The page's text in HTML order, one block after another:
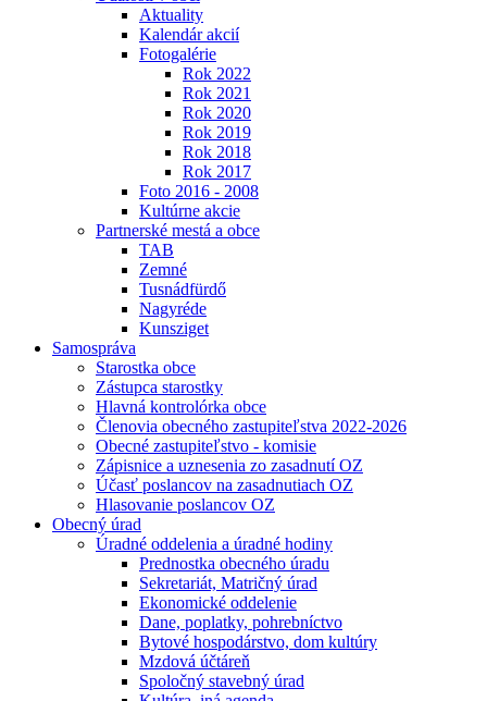
Aktuality
Kalendár akcií
Fotogalérie
Rok 2022
Rok 2021
Rok 2020
Rok 2019
Rok 2018
Rok 2017
Foto 2016 - 2008
Kultúrne akcie
Partnerské mestá a obce
TAB
Zemné
Tusnádfürdő
Nagyréde
Kunsziget
Samospráva
Starostka obce
Zástupca starostky
Hlavná kontrolórka obce
Členovia obecného zastupiteľstva 2022-2026
Obecné zastupiteľstvo - komisie
Zápisnice a uznesenia zo zasadnutí OZ
Účasť poslancov na zasadnutiach OZ
Hlasovanie poslancov OZ
Obecný úrad
Úradné oddelenia a úradné hodiny
Prednostka obecného úradu
Sekretariát, Matričný úrad
Ekonomické oddelenie
Dane, poplatky, pohrebníctvo
Bytové hospodárstvo, dom kultúry
Mzdová účtáreň
Spoločný stavebný úrad